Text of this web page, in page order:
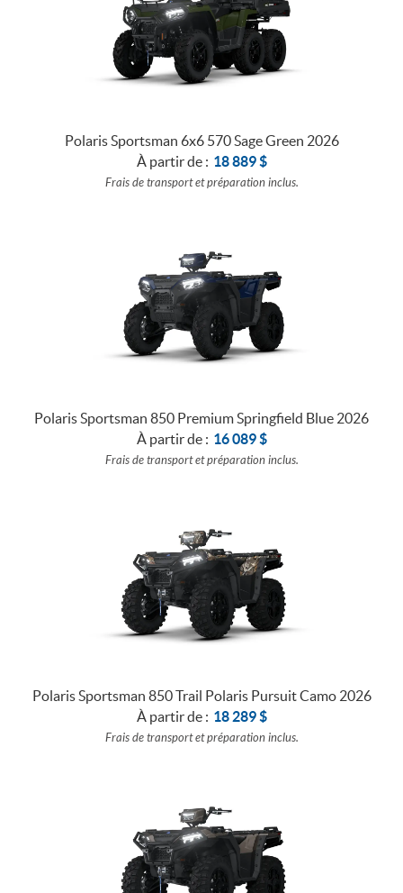
Polaris Sportsman 6x6 570 Sage Green 2026
À partir de : 18 889$
Frais de transport et préparation inclus.
Polaris Sportsman 850 Premium Springfield Blue 2026
À partir de : 16 089$
Frais de transport et préparation inclus.
Polaris Sportsman 850 Trail Polaris Pursuit Camo 2026
À partir de : 18 289$
Frais de transport et préparation inclus.